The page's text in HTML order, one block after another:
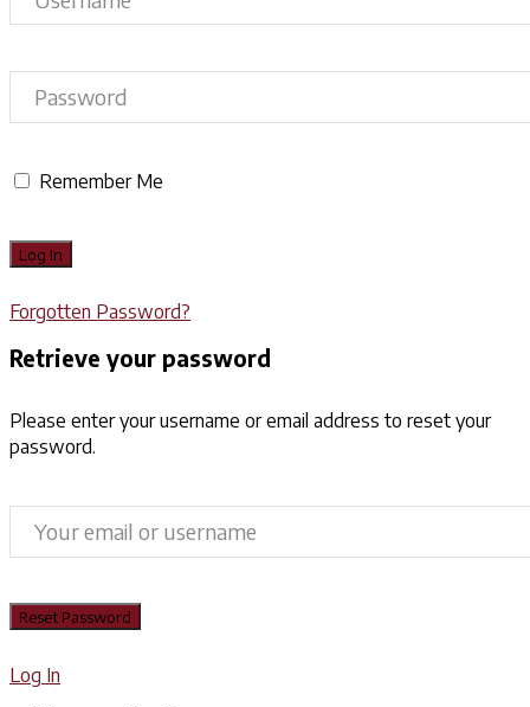
Remember Me
Forgotten Password?
Retrieve your password
Please enter your username or email address to reset your
password.
Log In